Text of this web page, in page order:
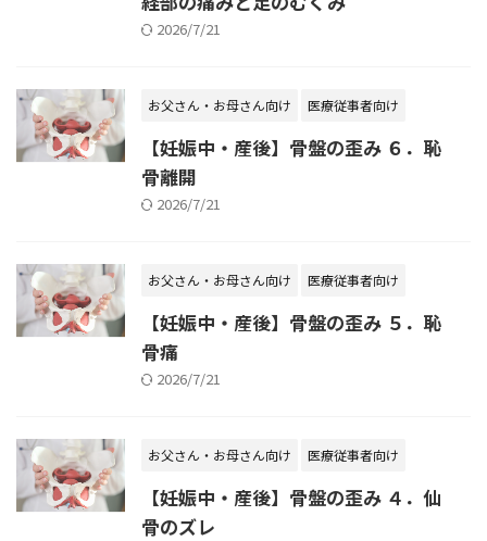
2026/7/21
お父さん・お母さん向け 医療従事者向け
【妊娠中・産後】骨盤の歪み ６．恥
骨離開
2026/7/21
お父さん・お母さん向け 医療従事者向け
【妊娠中・産後】骨盤の歪み ５．恥
骨痛
2026/7/21
お父さん・お母さん向け 医療従事者向け
【妊娠中・産後】骨盤の歪み ４．仙
骨のズレ